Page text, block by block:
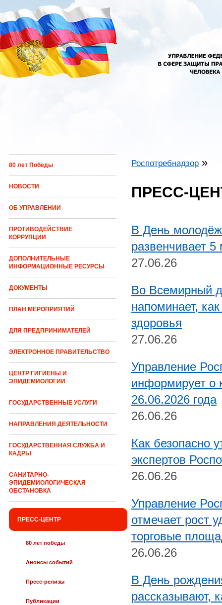
Перейти к основному содержанию
80 лет Победы
НОВОСТИ
ОБ УПРАВЛЕНИИ
ПРОТИВОДЕЙСТВИЕ
КОРРУПЦИИ
ДОПОЛНИТЕЛЬНЫЕ
ИНФОРМАЦИОННЫЕ РЕСУРСЫ
ДОКУМЕНТЫ
ПЛАН МЕРОПРИЯТИЙ
ДЛЯ ПРЕДПРИНИМАТЕЛЕЙ
ЭЛЕКТРОННОЕ ПРАВИТЕЛЬСТВО
ЦЕНТР ГИГИЕНЫ И
ЭПИДЕМИОЛОГИИ
ГОСУДАРСТВЕННЫЕ УСЛУГИ
НАПРАВЛЕНИЯ ДЕЯТЕЛЬНОСТИ
ГОСУДАРСТВЕННАЯ СЛУЖБА И
КАДРЫ
САНИТАРНО-
ЭПИДЕМИОЛОГИЧЕСКАЯ
ОБСТАНОВКА
ПРЕСС-ЦЕНТР
80 лет победы
Анонсы событий
Пресс-релизы
Публикации
Роспотребнадзор »
ПРЕСС-
В День
развенчивает
27.06.26
Во Всемирный
напоминает,
здоровья
27.06.26
Управление
информирует о
26.06.2026 года
26.06.26
Как безопасно
экспертов
26.06.26
Управление
отмечает рост
торговые
26.06.26
В День
рассказывают,